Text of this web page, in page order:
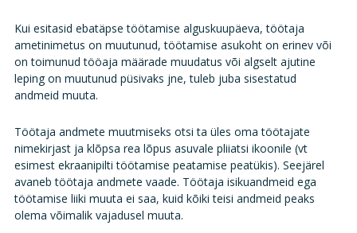
Kui esitasid ebatäpse töötamise alguskuupäeva, töötaja
ametinimetus on muutunud, töötamise asukoht on erinev või
on toimunud tööaja määrade muudatus või algselt ajutine
leping on muutunud püsivaks jne, tuleb juba sisestatud
andmeid muuta.
Töötaja andmete muutmiseks otsi ta üles oma töötajate
nimekirjast ja klõpsa rea lõpus asuvale pliiatsi ikoonile (vt
esimest ekraanipilti töötamise peatamise peatükis). Seejärel
avaneb töötaja andmete vaade. Töötaja isikuandmeid ega
töötamise liiki muuta ei saa, kuid kõiki teisi andmeid peaks
olema võimalik vajadusel muuta.